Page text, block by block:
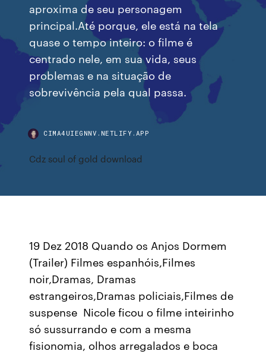
aproxima de seu personagem
principal.Até porque, ele está na tela
quase o tempo inteiro: o filme é
centrado nele, em sua vida, seus
problemas e na situação de
sobrevivência pela qual passa.
CIMA4UIEGNNV.NETLIFY.APP
Cdz soul of gold download
19 Dez 2018 Quando os Anjos Dormem
(Trailer) Filmes espanhóis,Filmes
noir,Dramas, Dramas
estrangeiros,Dramas policiais,Filmes de
suspense Nicole ficou o filme inteirinho
só sussurrando e com a mesma
fisionomia, olhos arregalados e boca